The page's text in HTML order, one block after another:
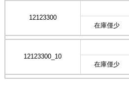
12123300
在庫僅少
12123300_10
在庫僅少